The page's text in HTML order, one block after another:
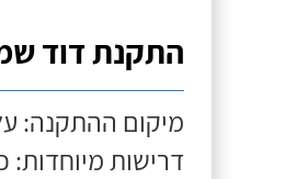
התקנת דוד שמש
מיקום ההתקנה:
דרישות